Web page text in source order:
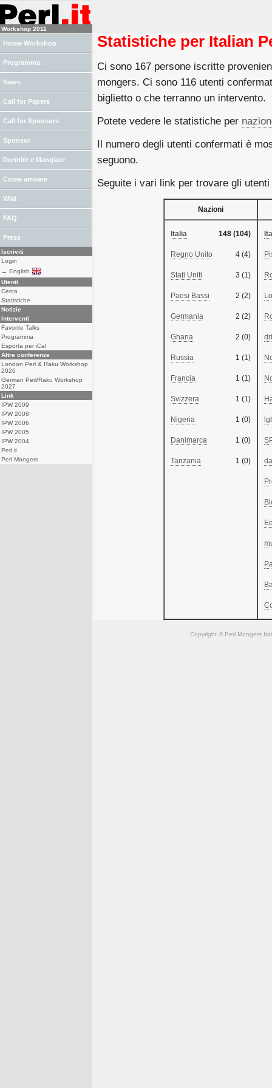
Statistiche per Italian
Ci sono 167 persone iscritte
mongers. Ci sono 116 utenti
biglietto o che terranno un intervento.
Potete vedere le statistiche per
Il numero degli utenti confermati è
seguono.
Seguite i vari link per trovare gli
Nazioni
Italia 148 (104)
Regno Unito 4 (4)
Stati Uniti 3 (1)
Paesi Bassi 2 (2)
Germania 2 (2)
Ghana 2 (0)
Russia 1 (1)
Francia 1 (1)
Svizzera 1 (1)
Nigeria 1 (0)
Danimarca 1 (0)
Tanzania 1 (0)
Copyright © Perl Mongers
Workshop 2011
Home Workshop
Programma
News
Call for Papers
Call for Sponsors
Sponsor
Dormire e Mangiare
Come arrivare
Wiki
FAQ
Press
Iscriviti
Login
→ English
Utenti
Cerca
Statistiche
Notizie
Interventi
Favorite Talks
Programma
Esporta per iCal
Altre conferenze
London Perl & Raku Workshop
2026
German Perl/Raku Workshop
2027
Link
IPW 2009
IPW 2008
IPW 2006
IPW 2005
IPW 2004
Perl.it
Perl Mongers